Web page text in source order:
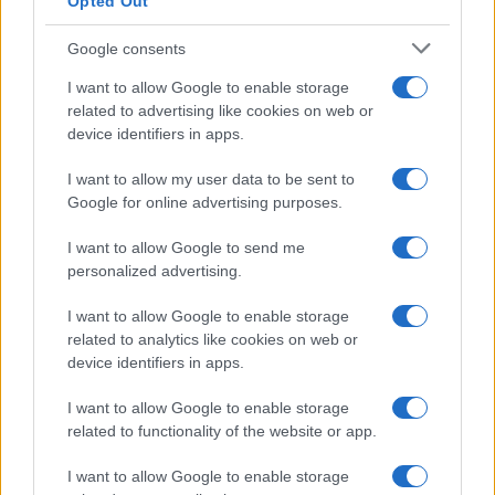
Google consents
I want to allow Google to enable storage
related to advertising like cookies on web or
device identifiers in apps.
I want to allow my user data to be sent to
Google for online advertising purposes.
I want to allow Google to send me
personalized advertising.
I want to allow Google to enable storage
related to analytics like cookies on web or
device identifiers in apps.
I want to allow Google to enable storage
related to functionality of the website or app.
I want to allow Google to enable storage
Iscriviti alla nostra
NEWSLETTER
e moduli scaricabili!
Acconsento altrattamento dei dati personali
ai sensi degli
articoli 13-14 del GDPR 2016/679.